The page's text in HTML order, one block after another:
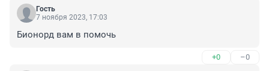
Гость
7 ноября 2023, 17:03
Бионорд вам в помочь
+0 –0